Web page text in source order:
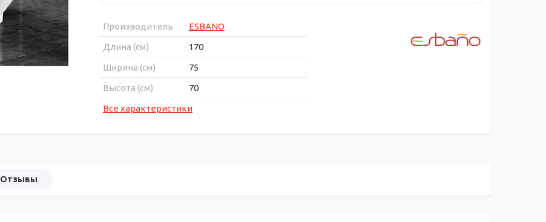
Производитель
ESBANO
Длина (см)
170
Ширина (см)
75
Высота (см)
70
Все характеристики
Отзывы